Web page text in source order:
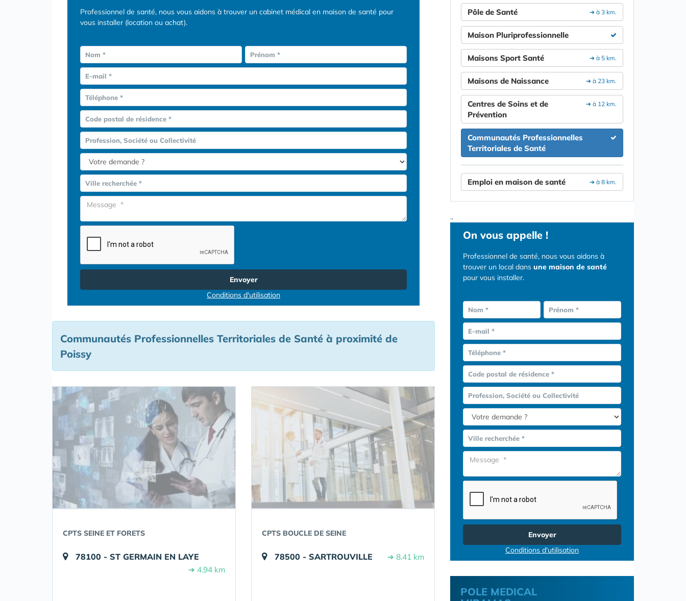
Professionnel de santé, nous vous aidons à trouver un cabinet médical en maison de santé pour
vous installer (location ou achat).
Nom * Prénom *
E-mail *
Téléphone *
Code postal de résidence *
Profession, Société ou Collectivité
Ville recherchée *
Envoyer
Conditions d'utilisation
Communautés Professionnelles Territoriales de Santé à proximité de
Poissy
CPTS SEINE ET FORETS
78100 - ST GERMAIN EN LAYE
➔ 4.94 km
CPTS BOUCLE DE SEINE
78500 - SARTROUVILLE ➔ 8.41 km
➔ à 3 km.
Pôle de Santé
Maison Pluriprofessionnelle
➔ à 5 km.
Maisons Sport Santé
➔ à 23 km.
Maisons de Naissance
➔ à 12 km.
Centres de Soins et de
Prévention
Communautés Professionnelles
Territoriales de Santé
➔ à 8 km.
Emploi en maison de santé
..
On vous appelle !
Professionnel de santé, nous vous aidons à
trouver un local dans une maison de santé
pour vous installer.
Nom * Prénom *
E-mail *
Téléphone *
Code postal de résidence *
Profession, Société ou Collectivité
Ville recherchée *
Envoyer
Conditions d'utilisation
POLE MEDICAL